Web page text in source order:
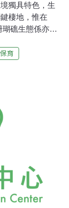
獨具特色，生
棲地，惟在
礁生態係亦嚴
開始即持續觀
在東沙島北岸
卵大爆發現
域亦拍攝到微
洋生物博物館
殖型的珊瑚產
期一致。海生
多年在墾丁海
5月9日開始至
育